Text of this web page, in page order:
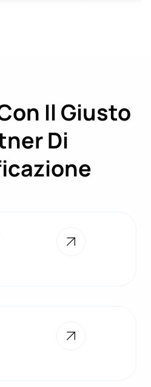
Il Giusto
Di